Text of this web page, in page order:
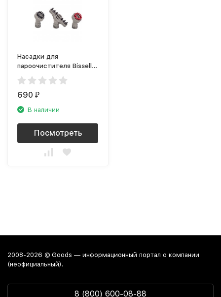
Насадки для
пароочистителя Bissell
1897N
690₽
В наличии
Посмотреть
2008-2026 © Goods — информационный портал о компании
(неофициальный).
8 (800) 600-08-88